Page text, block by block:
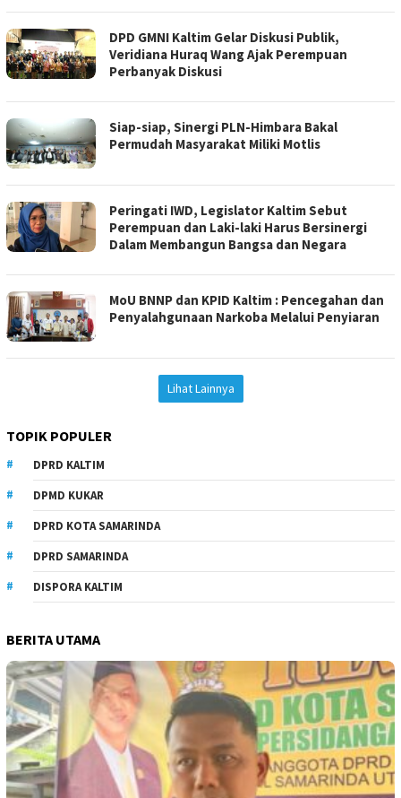
DPD GMNI Kaltim Gelar Diskusi Publik,
Veridiana Huraq Wang Ajak Perempuan
Perbanyak Diskusi
Siap-siap, Sinergi PLN-Himbara Bakal
Permudah Masyarakat Miliki Motlis
Peringati IWD, Legislator Kaltim Sebut
Perempuan dan Laki-laki Harus Bersinergi
Dalam Membangun Bangsa dan Negara
MoU BNNP dan KPID Kaltim : Pencegahan dan
Penyalahgunaan Narkoba Melalui Penyiaran
Lihat Lainnya
TOPIK POPULER
DPRD KALTIM
DPMD KUKAR
DPRD KOTA SAMARINDA
DPRD SAMARINDA
DISPORA KALTIM
BERITA UTAMA